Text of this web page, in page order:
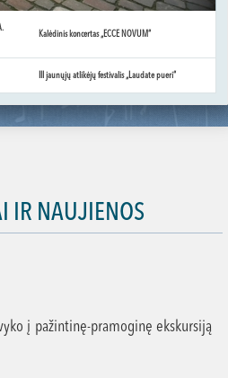
Kalėdinis koncertas „ECCE NOVUM“
III jaunųjų atlikėjų festivalis „Laudate pueri“
IR NAUJIENOS
į pažintinę-pramoginę ekskursiją